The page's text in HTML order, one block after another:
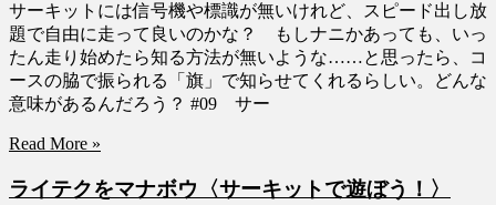
サーキットには信号機や標識が無いけれど、スピード出し放
題で自由に走って良いのかな？ もしナニかあっても、いっ
たん走り始めたら知る方法が無いような……と思ったら、コ
ースの脇で振られる「旗」で知らせてくれるらしい。どんな
意味があるんだろう？ #09 サー
Read More »
ライテクをマナボウ〈サーキットで遊ぼう！〉